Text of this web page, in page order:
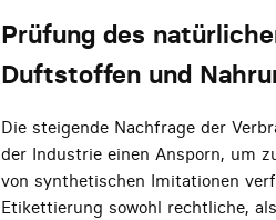
Prüfung des
Duftstoffen und
Die steigende Nachfrage der
der Industrie einen Ansporn, um
von synthetischen Imitationen
Etikettierung sowohl rechtliche,